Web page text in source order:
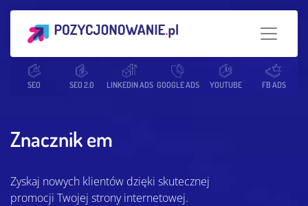
SEO SEO 2.0 LINKEDIN ADS GOOGLE ADS YOUTUBE FB ADS
Strona główna Słowniczek SEO Znacznik em
Znacznik em
Zyskaj nowych klientów dzięki skutecznej
promocji Twojej strony internetowej.